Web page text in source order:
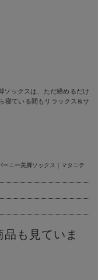
ソックスは、ただ締めるだけ
寝ている間もリラックス&サ
ーニー美脚ソックス｜マタニテ
も見ていま